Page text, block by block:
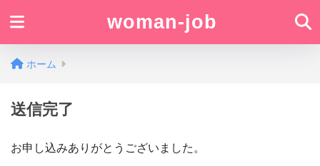
woman-job
ホーム
送信完了
お申し込みありがとうございました。